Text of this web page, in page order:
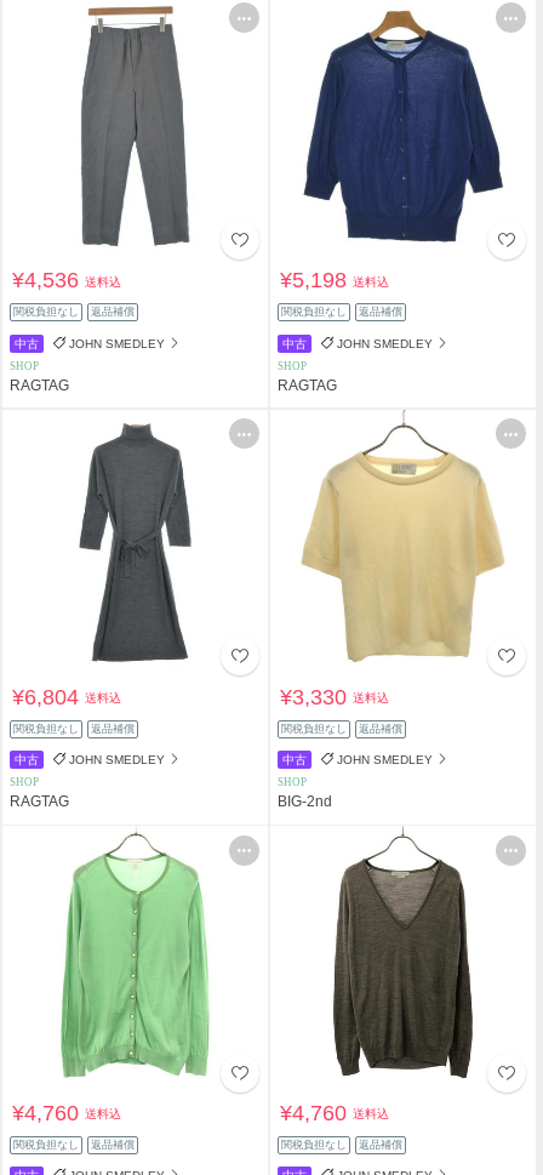
¥4,536送料込
関税負担なし 返品補償
中古 JOHN SMEDLEY
SHOP
RAGTAG
¥5,198送料込
関税負担なし 返品補償
中古 JOHN SMEDLEY
SHOP
RAGTAG
¥6,804送料込
関税負担なし 返品補償
中古 JOHN SMEDLEY
SHOP
RAGTAG
¥3,330送料込
関税負担なし 返品補償
中古 JOHN SMEDLEY
SHOP
BIG-2nd
¥4,760送料込
関税負担なし 返品補償
¥4,760送料込
関税負担なし 返品補償